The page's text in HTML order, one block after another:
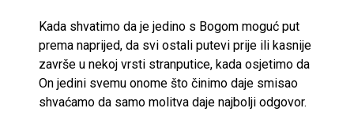
Kada shvatimo da je jedino s Bogom moguć put
prema naprijed, da svi ostali putevi prije ili kasnije
završe u nekoj vrsti stranputice, kada osjetimo da
On jedini svemu onome što činimo daje smisao
shvaćamo da samo molitva daje najbolji odgovor.